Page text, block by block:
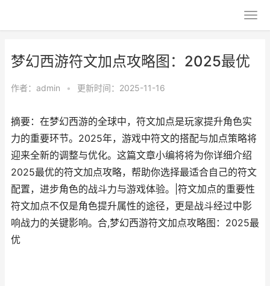
梦幻西游符文加点攻略图：2025最优
作者： admin • 更新时间：2025-11-16
摘要：在梦幻西游的全球中，符文加点是玩家提升角色实
力的重要环节。2025年，游戏中符文的搭配与加点策略将
迎来全新的调整与优化。这篇文章小编将将为你详细介绍
2025最优的符文加点攻略，帮助你选择最适合自己的符文
配置，进步角色的战斗力与游戏体验。|符文加点的重要性
符文加点不仅是角色提升属性的途径，更是战斗经过中影
响战力的关键影响。合,梦幻西游符文加点攻略图：2025最
优